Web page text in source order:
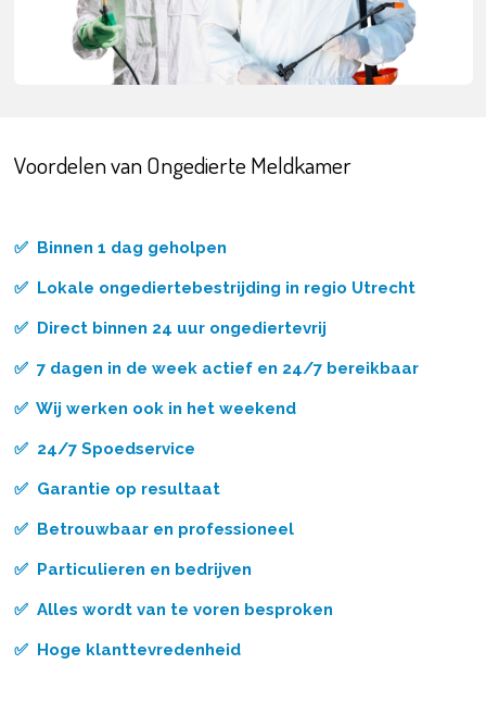
Voordelen van Ongedierte Meldkamer
✅ Binnen 1 dag geholpen
✅ Lokale ongediertebestrijding in regio Utrecht
✅ Direct binnen 24 uur ongediertevrij
✅ 7 dagen in de week actief en 24/7 bereikbaar
✅ Wij werken ook in het weekend
✅ 24/7 Spoedservice
✅ Garantie op resultaat
✅ Betrouwbaar en professioneel
✅ Particulieren en bedrijven
✅ Alles wordt van te voren besproken
✅ Hoge klanttevredenheid